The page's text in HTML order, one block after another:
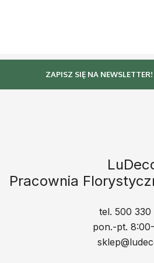
Pracownia
tel. 500 330
pon.-pt.